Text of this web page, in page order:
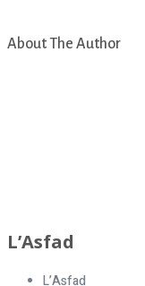
About The Author
L’Asfad
L’Asfad